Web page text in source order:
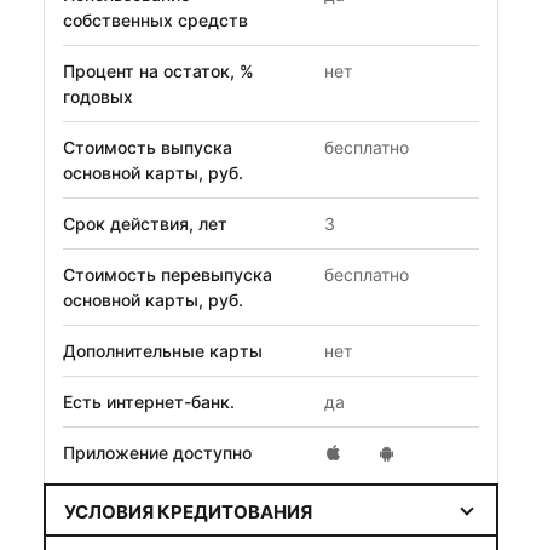
собственных средств
Процент на остаток, %
годовых
нет
Стоимость выпуска
основной карты, руб.
бесплатно
Срок действия, лет 3
Стоимость перевыпуска
основной карты, руб.
бесплатно
Дополнительные карты нет
Есть интернет-банк. да
Приложение доступно
УСЛОВИЯ КРЕДИТОВАНИЯ